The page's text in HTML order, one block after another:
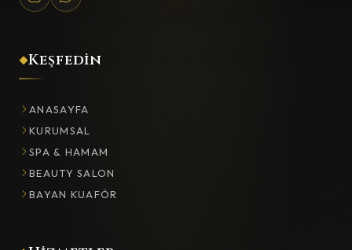
Keşfedin
ANASAYFA
KURUMSAL
SPA & HAMAM
BEAUTY SALON
BAYAN KUAFÖR